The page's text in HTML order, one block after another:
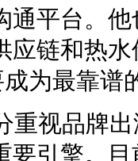
通平台。
应链和热
为最靠谱
重视品牌
要引擎。